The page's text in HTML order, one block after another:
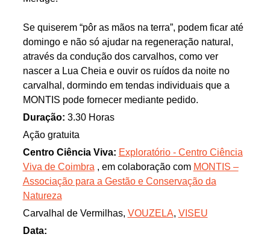
Se quiserem “pôr as mãos na terra”, podem ficar até
domingo e não só ajudar na regeneração natural,
através da condução dos carvalhos, como ver
nascer a Lua Cheia e ouvir os ruídos da noite no
carvalhal, dormindo em tendas individuais que a
MONTIS pode fornecer mediante pedido.
Duração: 3.30 Horas
Ação gratuita
Centro Ciência Viva: Exploratório - Centro Ciência
Viva de Coimbra , em colaboração com MONTIS –
Associação para a Gestão e Conservação da
Natureza
Carvalhal de Vermilhas, VOUZELA, VISEU
Data: